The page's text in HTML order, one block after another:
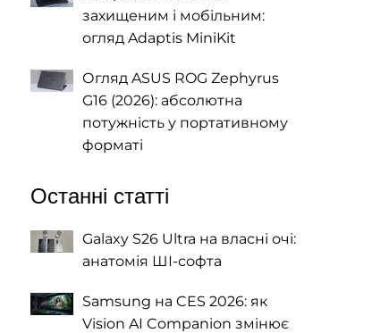
захищеним і мобільним:
огляд Adaptis MiniKit
Огляд ASUS ROG Zephyrus
G16 (2026): абсолютна
потужність у портативному
форматі
Останні статті
Galaxy S26 Ultra на власні очі:
анатомія ШІ-софта
Samsung на CES 2026: як
Vision AI Companion змінює